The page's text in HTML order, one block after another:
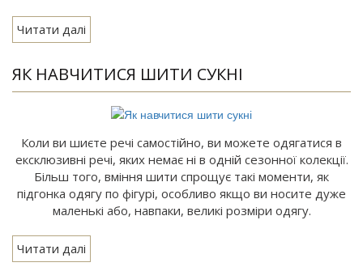
Читати далі
ЯК НАВЧИТИСЯ ШИТИ СУКНІ
Коли ви шиєте речі самостійно, ви можете одягатися в
ексклюзивні речі, яких немає ні в одній сезонної колекції.
Більш того, вміння шити спрощує такі моменти, як
підгонка одягу по фігурі, особливо якщо ви носите дуже
маленькі або, навпаки, великі розміри одягу.
Читати далі